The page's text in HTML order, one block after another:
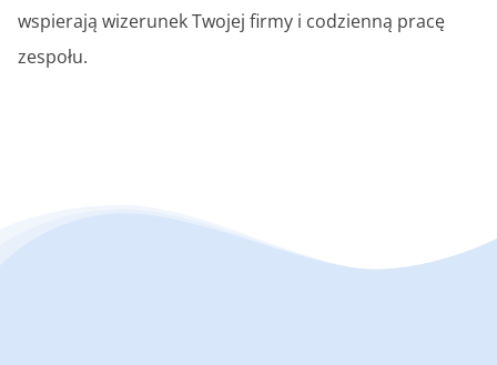
wspierają wizerunek Twojej firmy i codzienną pracę
zespołu.